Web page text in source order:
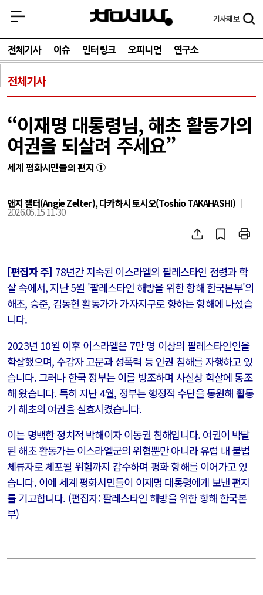
기사제보
전체기사 이슈 인터링크 오피니언 연구소
전체기사
“이재명 대통령님, 해초 활동가의
여권을 되살려 주세요”
세계 평화시민들의 편지 ①
앤지 젤터(Angie Zelter), 다카하시 토시오(Toshio TAKAHASHI)
2026.05.15 11:30
[편집자 주] 78년간 지속된 이스라엘의 팔레스타인 점령과 학
살 속에서, 지난 5월 '팔레스타인 해방을 위한 항해 한국본부'의
해초, 승준, 김동현 활동가가 가자지구로 향하는 항해에 나섰습
니다.
2023년 10월 이후 이스라엘은 7만 명 이상의 팔레스타인인을
학살했으며, 수감자 고문과 성폭력 등 인권 침해를 자행하고 있
습니다. 그러나 한국 정부는 이를 방조하며 사실상 학살에 동조
해 왔습니다. 특히 지난 4월, 정부는 행정적 수단을 동원해 활동
가 해초의 여권을 실효시켰습니다.
이는 명백한 정치적 박해이자 이동권 침해입니다. 여권이 박탈
된 해초 활동가는 이스라엘군의 위협뿐만 아니라 유럽 내 불법
체류자로 체포될 위험까지 감수하며 평화 항해를 이어가고 있
습니다. 이에 세계 평화시민들이 이재명 대통령에게 보낸 편지
를 기고합니다. (편집자: 팔레스타인 해방을 위한 항해 한국본
부)